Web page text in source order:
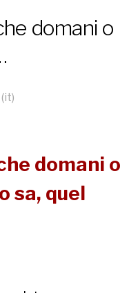
domani o
domani o
sa, quel